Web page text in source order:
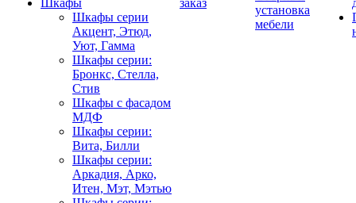
Шкафы
Шкафы серии
Акцент, Этюд,
Уют, Гамма
Шкафы серии:
Бронкс, Стелла,
Стив
Шкафы с фасадом
МДФ
Шкафы серии:
Вита, Билли
Шкафы серии:
Аркадия, Арко,
Итен, Мэт, Мэтью
заказ
установка
мебели